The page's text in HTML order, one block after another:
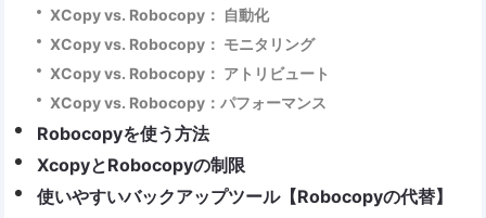
XCopy vs. Robocopy： 自動化
XCopy vs. Robocopy： モニタリング
XCopy vs. Robocopy： アトリビュート
XCopy vs. Robocopy：パフォーマンス
Robocopyを使う方法
XcopyとRobocopyの制限
使いやすいバックアップツール【Robocopyの代替】